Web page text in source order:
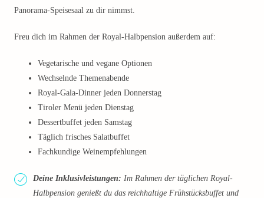
Panorama-Speisesaal zu dir nimmst.
Freu dich im Rahmen der Royal-Halbpension außerdem auf:
Vegetarische und vegane Optionen
Wechselnde Themenabende
Royal-Gala-Dinner jeden Donnerstag
Tiroler Menü jeden Dienstag
Dessertbuffet jeden Samstag
Täglich frisches Salatbuffet
Fachkundige Weinempfehlungen
Deine Inklusivleistungen: Im Rahmen der täglichen Royal-
Halbpension genießt du das reichhaltige Frühstücksbuffet und